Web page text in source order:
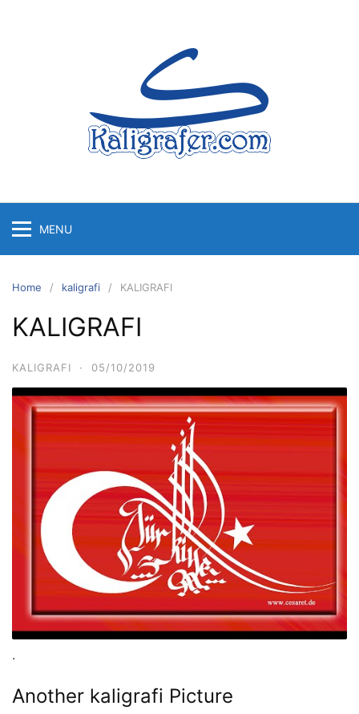
MENU
Home kaligrafi KALIGRAFI
KALIGRAFI
KALIGRAFI · 05/10/2019
.
Another kaligrafi Picture